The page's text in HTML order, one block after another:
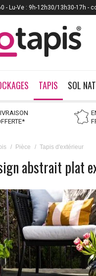
TAPIS SOL
/ Pièce / Tapis d'extérieur
abstrait plat
- Lu-Ve : 9h-12h30/13h30-17h -